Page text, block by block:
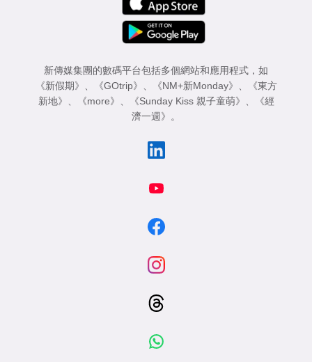
新傳媒集團的數碼平台包括多個網站和應用程式，如
《新假期》
《GOtrip》 《NM+新Monday》
《東方
新地》
《more》 《Sunday Kiss 親子童萌》
《經
濟一週》
。